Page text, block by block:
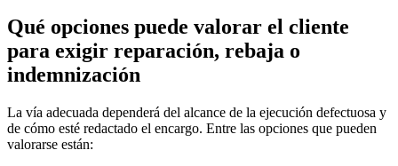
Qué opciones puede valorar el cliente
para exigir reparación, rebaja o
indemnización
La vía adecuada dependerá del alcance de la ejecución defectuosa y
de cómo esté redactado el encargo. Entre las opciones que pueden
valorarse están: